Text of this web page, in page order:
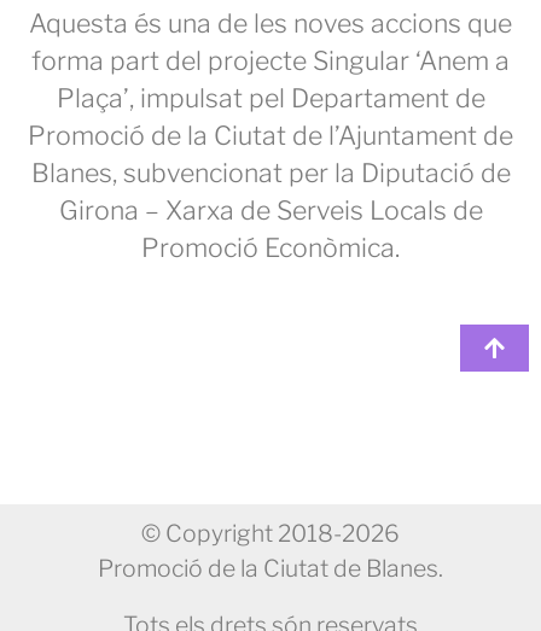
Aquesta és una de les noves accions que
forma part del projecte Singular ‘Anem a
Plaça’, impulsat pel Departament de
Promoció de la Ciutat de l’Ajuntament de
Blanes, subvencionat per la Diputació de
Girona – Xarxa de Serveis Locals de
Promoció Econòmica.
© Copyright 2018-2026
Promoció de la Ciutat de Blanes.
Tots els drets són reservats